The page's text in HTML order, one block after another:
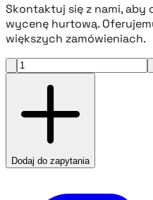
Skontaktuj się z nami,
wycenę hurtową.
większych zamówieniach.
Dodaj do zapytania